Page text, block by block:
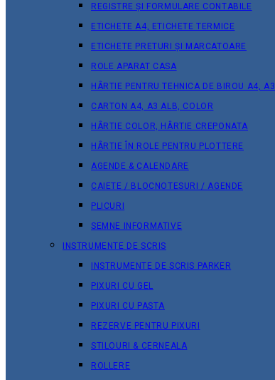
REGISTRE ȘI FORMULARE CONTABILE
ETICHETE A4, ETICHETE TERMICE
ETICHETE PRETURI ȘI MARCATOARE
ROLE APARAT CASA
HÂRTIE PENTRU TEHNICA DE BIROU A4, A3
CARTON A4, A3 ALB, COLOR
HÂRTIE COLOR, HÂRTIE CREPONATA
HÂRTIE ÎN ROLE PENTRU PLOTTERE
AGENDE & CALENDARE
CAIETE / BLOCNOTESURI / AGENDE
PLICURI
SEMNE INFORMATIVE
INSTRUMENTE DE SCRIS
INSTRUMENTE DE SCRIS PARKER
PIXURI CU GEL
PIXURI CU PASTA
REZERVE PENTRU PIXURI
STILOURI & СERNEALA
ROLLERE